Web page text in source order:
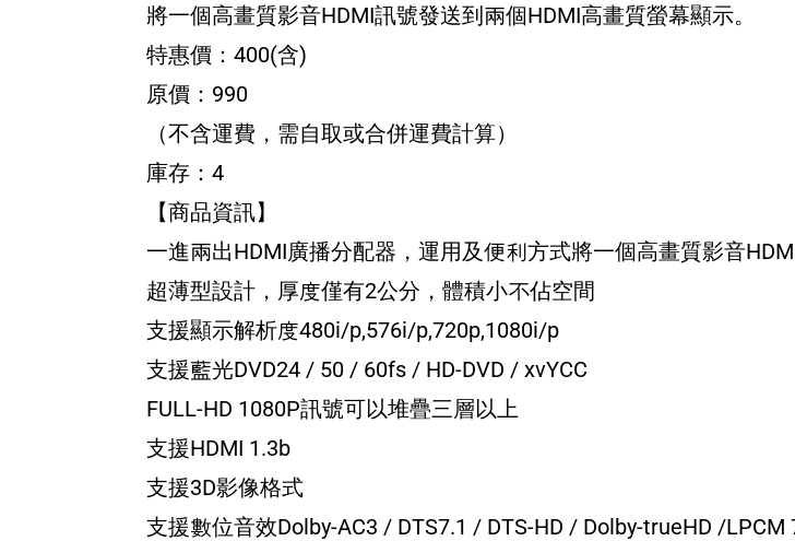
將一個高畫質影音HDMI訊號發送到兩個HDMI高畫質螢幕顯示。
特惠價：400(含)
原價：990
（不含運費，需自取或合併運費計算）
庫存：4
【商品資訊】
一進兩出HDMI廣播分配器，運用及便利方式將一個高畫質影音
超薄型設計，厚度僅有2公分，體積小不佔空間
支援顯示解析度480i/p,576i/p,720p,1080i/p
支援藍光DVD24 / 50 / 60fs / HD-DVD / xvYCC
FULL-HD 1080P訊號可以堆疊三層以上
支援HDMI 1.3b
支援3D影像格式
支援數位音效Dolby-AC3 / DTS7.1 / DTS-HD / Dolby-trueHD /LPCM